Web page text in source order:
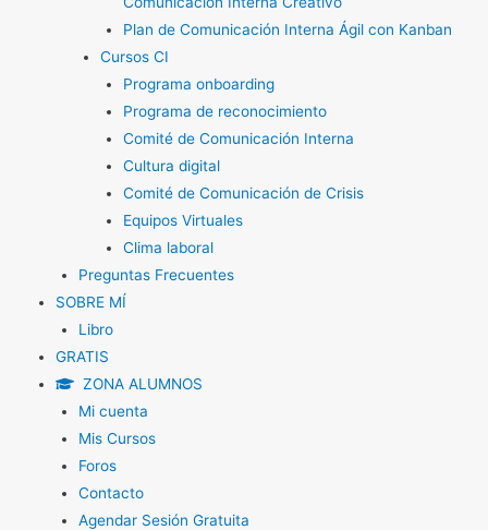
Plan de Comunicación Interna Ágil con Kanban
Cursos CI
Programa onboarding
Programa de reconocimiento
Comité de Comunicación Interna
Cultura digital
Comité de Comunicación de Crisis
Equipos Virtuales
Clima laboral
Preguntas Frecuentes
SOBRE MÍ
Libro
GRATIS
ZONA ALUMNOS
Mi cuenta
Mis Cursos
Foros
Contacto
Agendar Sesión Gratuita